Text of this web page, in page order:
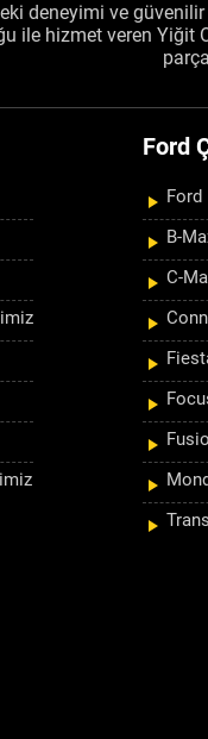
deneyimi ve
ile hizmet veren Yiğit
Ford
Ford
B-
C-